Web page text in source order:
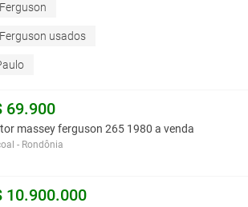
usados
69.900
massey ferguson 265 1980 a venda
- Rondônia
10.900.000